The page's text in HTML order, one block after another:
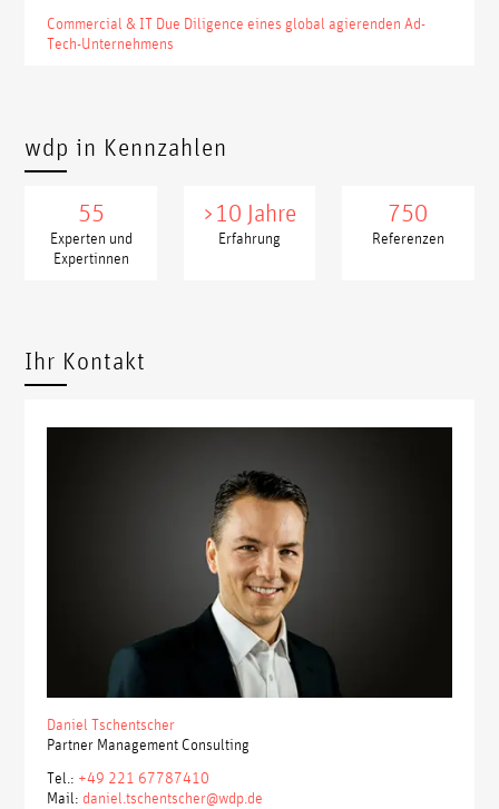
Commercial & IT Due Diligence eines global agierenden Ad-
Tech-Unternehmens
wdp in Kennzahlen
55
Experten und
Expertinnen
>10 Jahre
Erfahrung
750
Referenzen
Ihr Kontakt
Daniel Tschentscher
Partner Management Consulting
Tel.: +49 221 67787410
Mail: daniel.tschentscher@wdp.de